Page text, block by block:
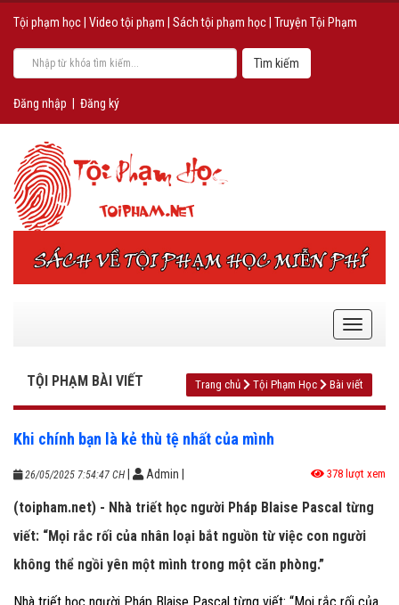
Tội phạm học Video tội phạm Sách tội phạm học Truyện Tội Phạm
Đăng nhập Đăng ký
TỘI PHẠM BÀI VIẾT Trang chủ Tội Phạm Học Bài viết
Khi chính bạn là kẻ thù tệ nhất của mình
26/05/2025 7:54:47 CH Admin 378 lượt xem
(toipham.net) - Nhà triết học người Pháp Blaise Pascal từng
viết: “Mọi rắc rối của nhân loại bắt nguồn từ việc con người
không thể ngồi yên một mình trong một căn phòng.”